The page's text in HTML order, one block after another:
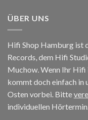
ÜBER UNS
Hifi Shop Hamburg ist
Records, dem Hifi
Muchow. Wenn Ihr Hifi
kommt doch einfach in
Osten vorbei. Bitte
individuellen